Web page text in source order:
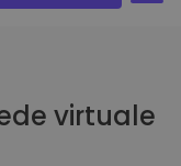
virtuale